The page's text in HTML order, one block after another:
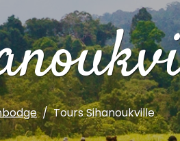
Tours Sihanoukville